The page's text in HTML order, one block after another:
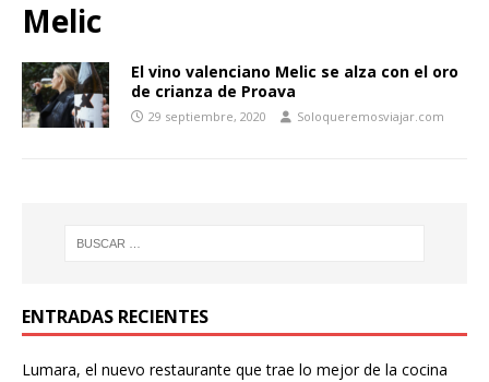
Melic
El vino valenciano Melic se alza con el oro
de crianza de Proava
29 septiembre, 2020 Soloqueremosviajar.com
ENTRADAS RECIENTES
Lumara, el nuevo restaurante que trae lo mejor de la cocina